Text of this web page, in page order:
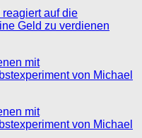
reagiert auf die
Geld zu verdienen
mit
von Michael
mit
von Michael